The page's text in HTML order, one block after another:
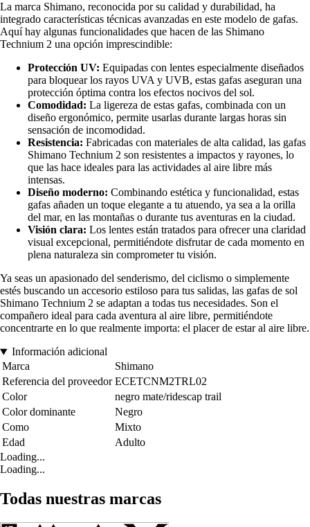
La marca Shimano, reconocida por su calidad y durabilidad, ha
integrado características técnicas avanzadas en este modelo de gafas.
Aquí hay algunas funcionalidades que hacen de las Shimano
Technium 2 una opción imprescindible:
Protección UV: Equipadas con lentes especialmente diseñados
para bloquear los rayos UVA y UVB, estas gafas aseguran una
protección óptima contra los efectos nocivos del sol.
Comodidad: La ligereza de estas gafas, combinada con un
diseño ergonómico, permite usarlas durante largas horas sin
sensación de incomodidad.
Resistencia: Fabricadas con materiales de alta calidad, las gafas
Shimano Technium 2 son resistentes a impactos y rayones, lo
que las hace ideales para las actividades al aire libre más
intensas.
Diseño moderno: Combinando estética y funcionalidad, estas
gafas añaden un toque elegante a tu atuendo, ya sea a la orilla
del mar, en las montañas o durante tus aventuras en la ciudad.
Visión clara: Los lentes están tratados para ofrecer una claridad
visual excepcional, permitiéndote disfrutar de cada momento en
plena naturaleza sin comprometer tu visión.
Ya seas un apasionado del senderismo, del ciclismo o simplemente
estés buscando un accesorio estiloso para tus salidas, las gafas de sol
Shimano Technium 2 se adaptan a todas tus necesidades. Son el
compañero ideal para cada aventura al aire libre, permitiéndote
concentrarte en lo que realmente importa: el placer de estar al aire libre.
Información adicional
Marca
Shimano
Referencia del proveedor ECETCNM2TRL02
Color
negro mate/ridescap trail
Color dominante
Negro
Como
Mixto
Edad
Adulto
Loading...
Loading...
Todas nuestras marcas